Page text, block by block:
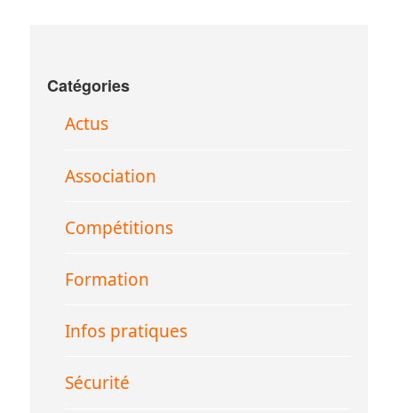
Catégories
Actus
Association
Compétitions
Formation
Infos pratiques
Sécurité